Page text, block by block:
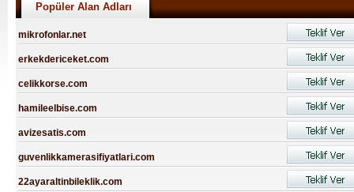
Popüler Alan Adları
mikrofonlar.net
erkekdericeket.com
celikkorse.com
hamileelbise.com
avizesatis.com
guvenlikkamerasifiyatlari.com
22ayaraltinbileklik.com